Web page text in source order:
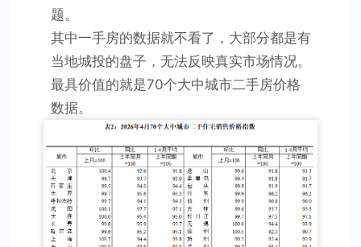
题。
其中一手房的数据就不看了，大部分都是有
当地城投的盘子，无法反映真实市场情况。
最具价值的就是70个大中城市二手房价格
数据。